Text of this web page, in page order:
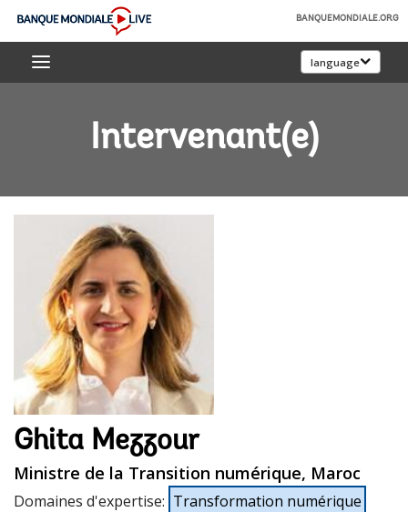
Skip
Main
Banque
mondiale
BANQUEMONDIALE.ORG
language
Intervenant(e)
Ghita Mezzour
Ministre de la Transition numérique, Maroc
Domaines d'expertise: Transformation numérique